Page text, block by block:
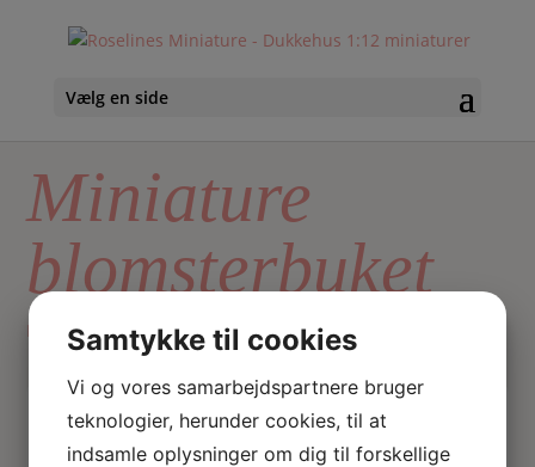
Vælg en side
Miniature
blomsterbuket
Hjem/ Varer tagged “Miniature blomsterbuket”
Skriv
hvad
Samtykke til cookies
Vi og vores samarbejdspartnere bruger
teknologier, herunder cookies, til at
indsamle oplysninger om dig til forskellige